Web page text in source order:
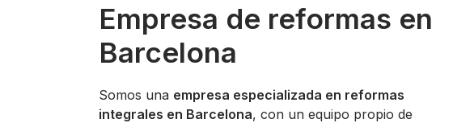
Empresa de reformas en
Barcelona
Somos una empresa especializada en reformas
integrales en Barcelona, con un equipo propio de